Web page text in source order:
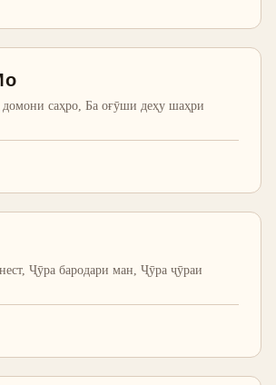
домони саҳро, Ба оғӯши деҳу шаҳри
Ҷӯра бародари ман, Ҷӯра ҷӯраи